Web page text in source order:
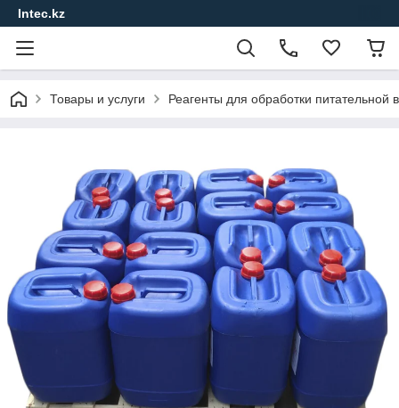
Intec.kz
Товары и услуги Реагенты для обработки питательной